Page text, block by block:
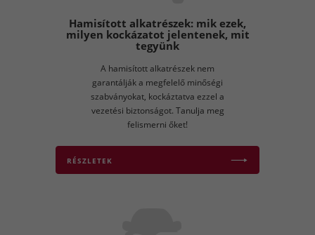
Hamisított alkatrészek: mik ezek,
milyen kockázatot jelentenek, mit
tegyünk
A hamisított alkatrészek nem
garantálják a megfelelő minőségi
szabványokat, kockáztatva ezzel a
vezetési biztonságot. Tanulja meg
felismerni őket!
RÉSZLETEK